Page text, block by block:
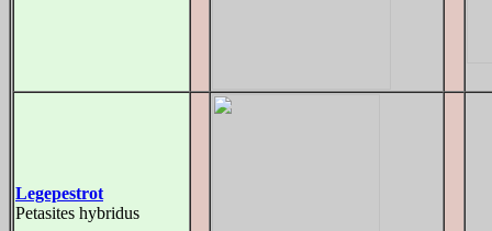
Legepestrot
Petasites hybridus